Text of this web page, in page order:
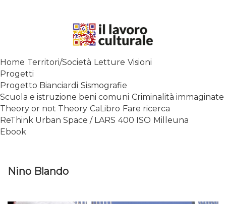
SPALANCARE LE FINESTRE DEI
CONTEMPORANEO
Home Territori/Società Letture Visioni
Progetti
Progetto Bianciardi Sismografie
Scuola e istruzione beni comuni Criminalità immaginate
Theory or not Theory CaLibro Fare ricerca
ReThink Urban Space / LARS 400 ISO Milleuna
Ebook
Nino Blando